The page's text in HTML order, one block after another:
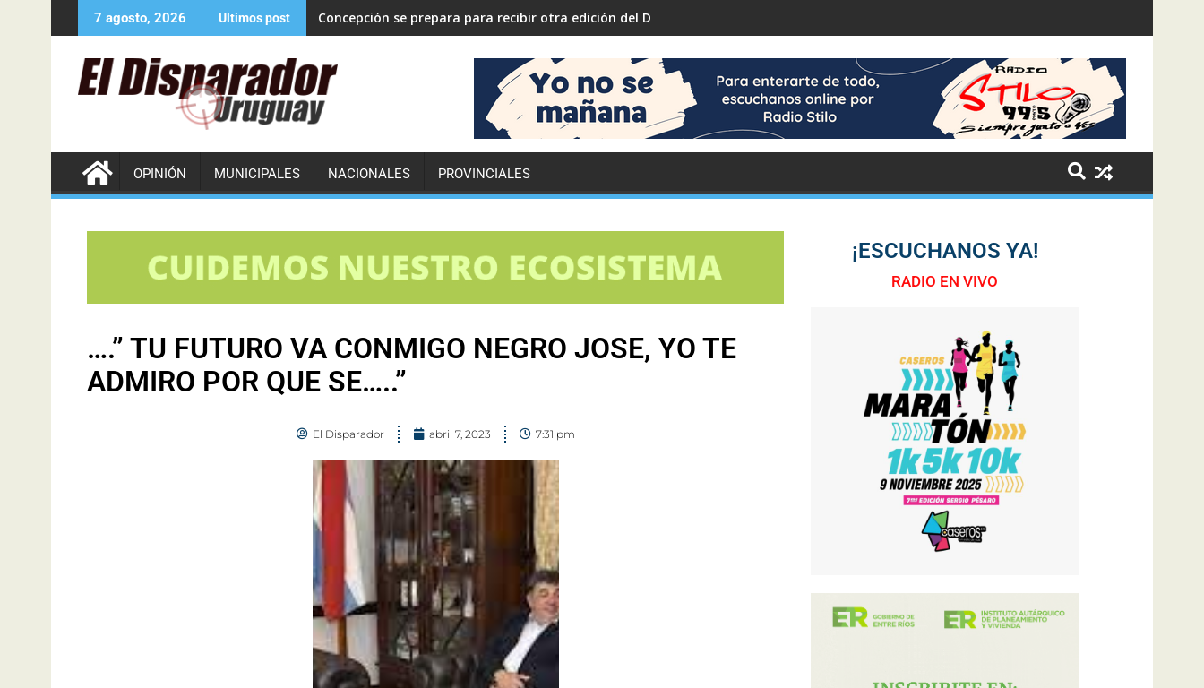
7 agosto, 2026 Ultimos post Concepción se prepara para recibir otra edición del Desafío ECO YPF
OPINIÓN MUNICIPALES NACIONALES PROVINCIALES
….” TU FUTURO VA CONMIGO NEGRO JOSE, YO TE
ADMIRO POR QUE SE…..”
El Disparador abril 7, 2023 7:31 pm
¡ESCUCHANOS YA!
RADIO EN VIVO